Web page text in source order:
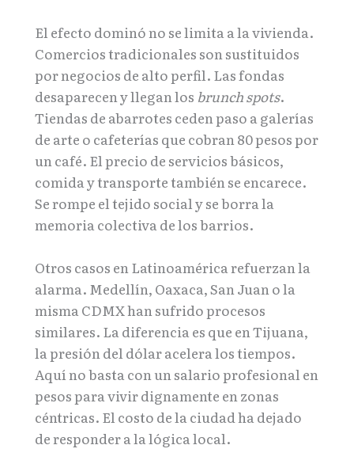
El efecto dominó no se limita a la vivienda.
Comercios tradicionales son sustituidos
por negocios de alto perfil. Las fondas
desaparecen y llegan los brunch spots.
Tiendas de abarrotes ceden paso a galerías
de arte o cafeterías que cobran 80 pesos por
un café. El precio de servicios básicos,
comida y transporte también se encarece.
Se rompe el tejido social y se borra la
memoria colectiva de los barrios.
Otros casos en Latinoamérica refuerzan la
alarma. Medellín, Oaxaca, San Juan o la
misma CDMX han sufrido procesos
similares. La diferencia es que en Tijuana,
la presión del dólar acelera los tiempos.
Aquí no basta con un salario profesional en
pesos para vivir dignamente en zonas
céntricas. El costo de la ciudad ha dejado
de responder a la lógica local.